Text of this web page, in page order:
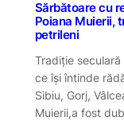
Sărbătoare cu
Poiana Muierii,
petrileni
Tradiție
ce își întinde
Sibiu, Gorj,
Muierii,a fost